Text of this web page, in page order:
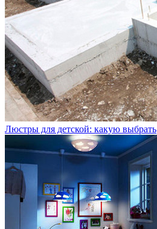
Люстры для детской: какую выбрать